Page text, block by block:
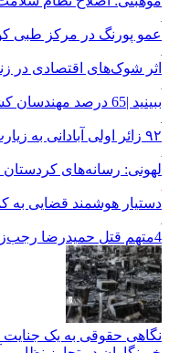
عمو پورنگ در مرکز طبی
اثر شوک‌های اقتصادی در زنجیره مرغ تا
ببینید |65 درصد مهندسان کشاورزی بیکارند یا شغل تخصصی ندارند
۹۲ زائر اولی آبادانی به زیارت امام هشتم اعزام شدند
لهونی: رسانه‌های
دستیار هوشمند قضایی به
4متهم قتل حمیدرضا رجب‌زاده دستگیر شدند
نگاهی حقوقی به یک جنایت